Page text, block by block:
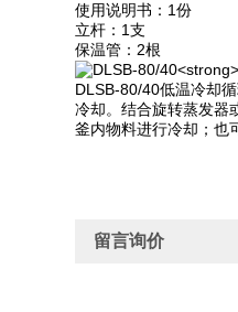
使用说明书：1份
立杆：1支
保温管：2根
DLSB-80/40低温冷却
冷却。结合旋转蒸发器
釜内物料进行冷却；也
留言询价